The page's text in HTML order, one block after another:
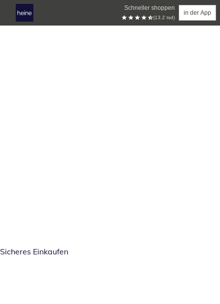
Schneller shoppen
(13.2 tsd)
in der App
Sicheres Einkaufen